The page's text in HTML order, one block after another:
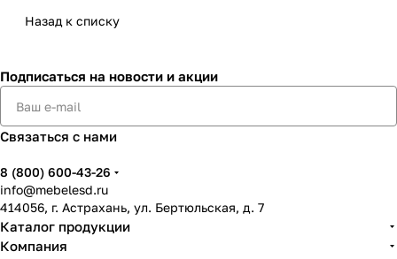
Назад к списку
Подписаться на новости и акции
Связаться с нами
8 (800) 600-43-26
info@mebelesd.ru
414056, г. Астрахань, ул. Бертюльская, д. 7
Каталог продукции
Компания